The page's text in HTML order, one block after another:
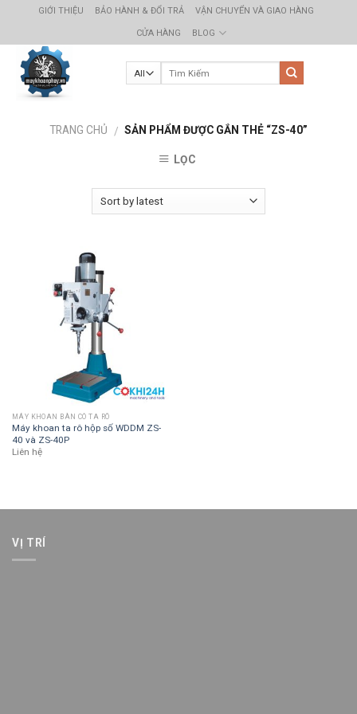
content
GIỚI THIỆU BẢO HÀNH & ĐỔI TRẢ VẬN CHUYỂN VÀ GIAO HÀNG
CỬA HÀNG BLOG
TRANG CHỦ / SẢN PHẨM ĐƯỢC GẮN THẺ “ZS-40”
LỌC
MÁY KHOAN BÀN CÓ TA RÔ
Máy khoan ta rô hộp số WDDM ZS-
40 và ZS-40P
Liên hệ
VỊ TRÍ